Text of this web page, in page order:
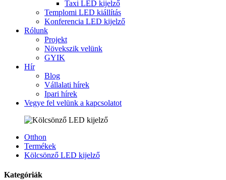
Taxi LED kijelző
Templomi LED kiállítás
Konferencia LED kijelző
Rólunk
Projekt
Növekszik velünk
GYIK
Hír
Blog
Vállalati hírek
Ipari hírek
Vegye fel velünk a kapcsolatot
Otthon
Termékek
Kölcsönző LED kijelző
Kategóriák